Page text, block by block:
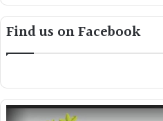
Find us on Facebook